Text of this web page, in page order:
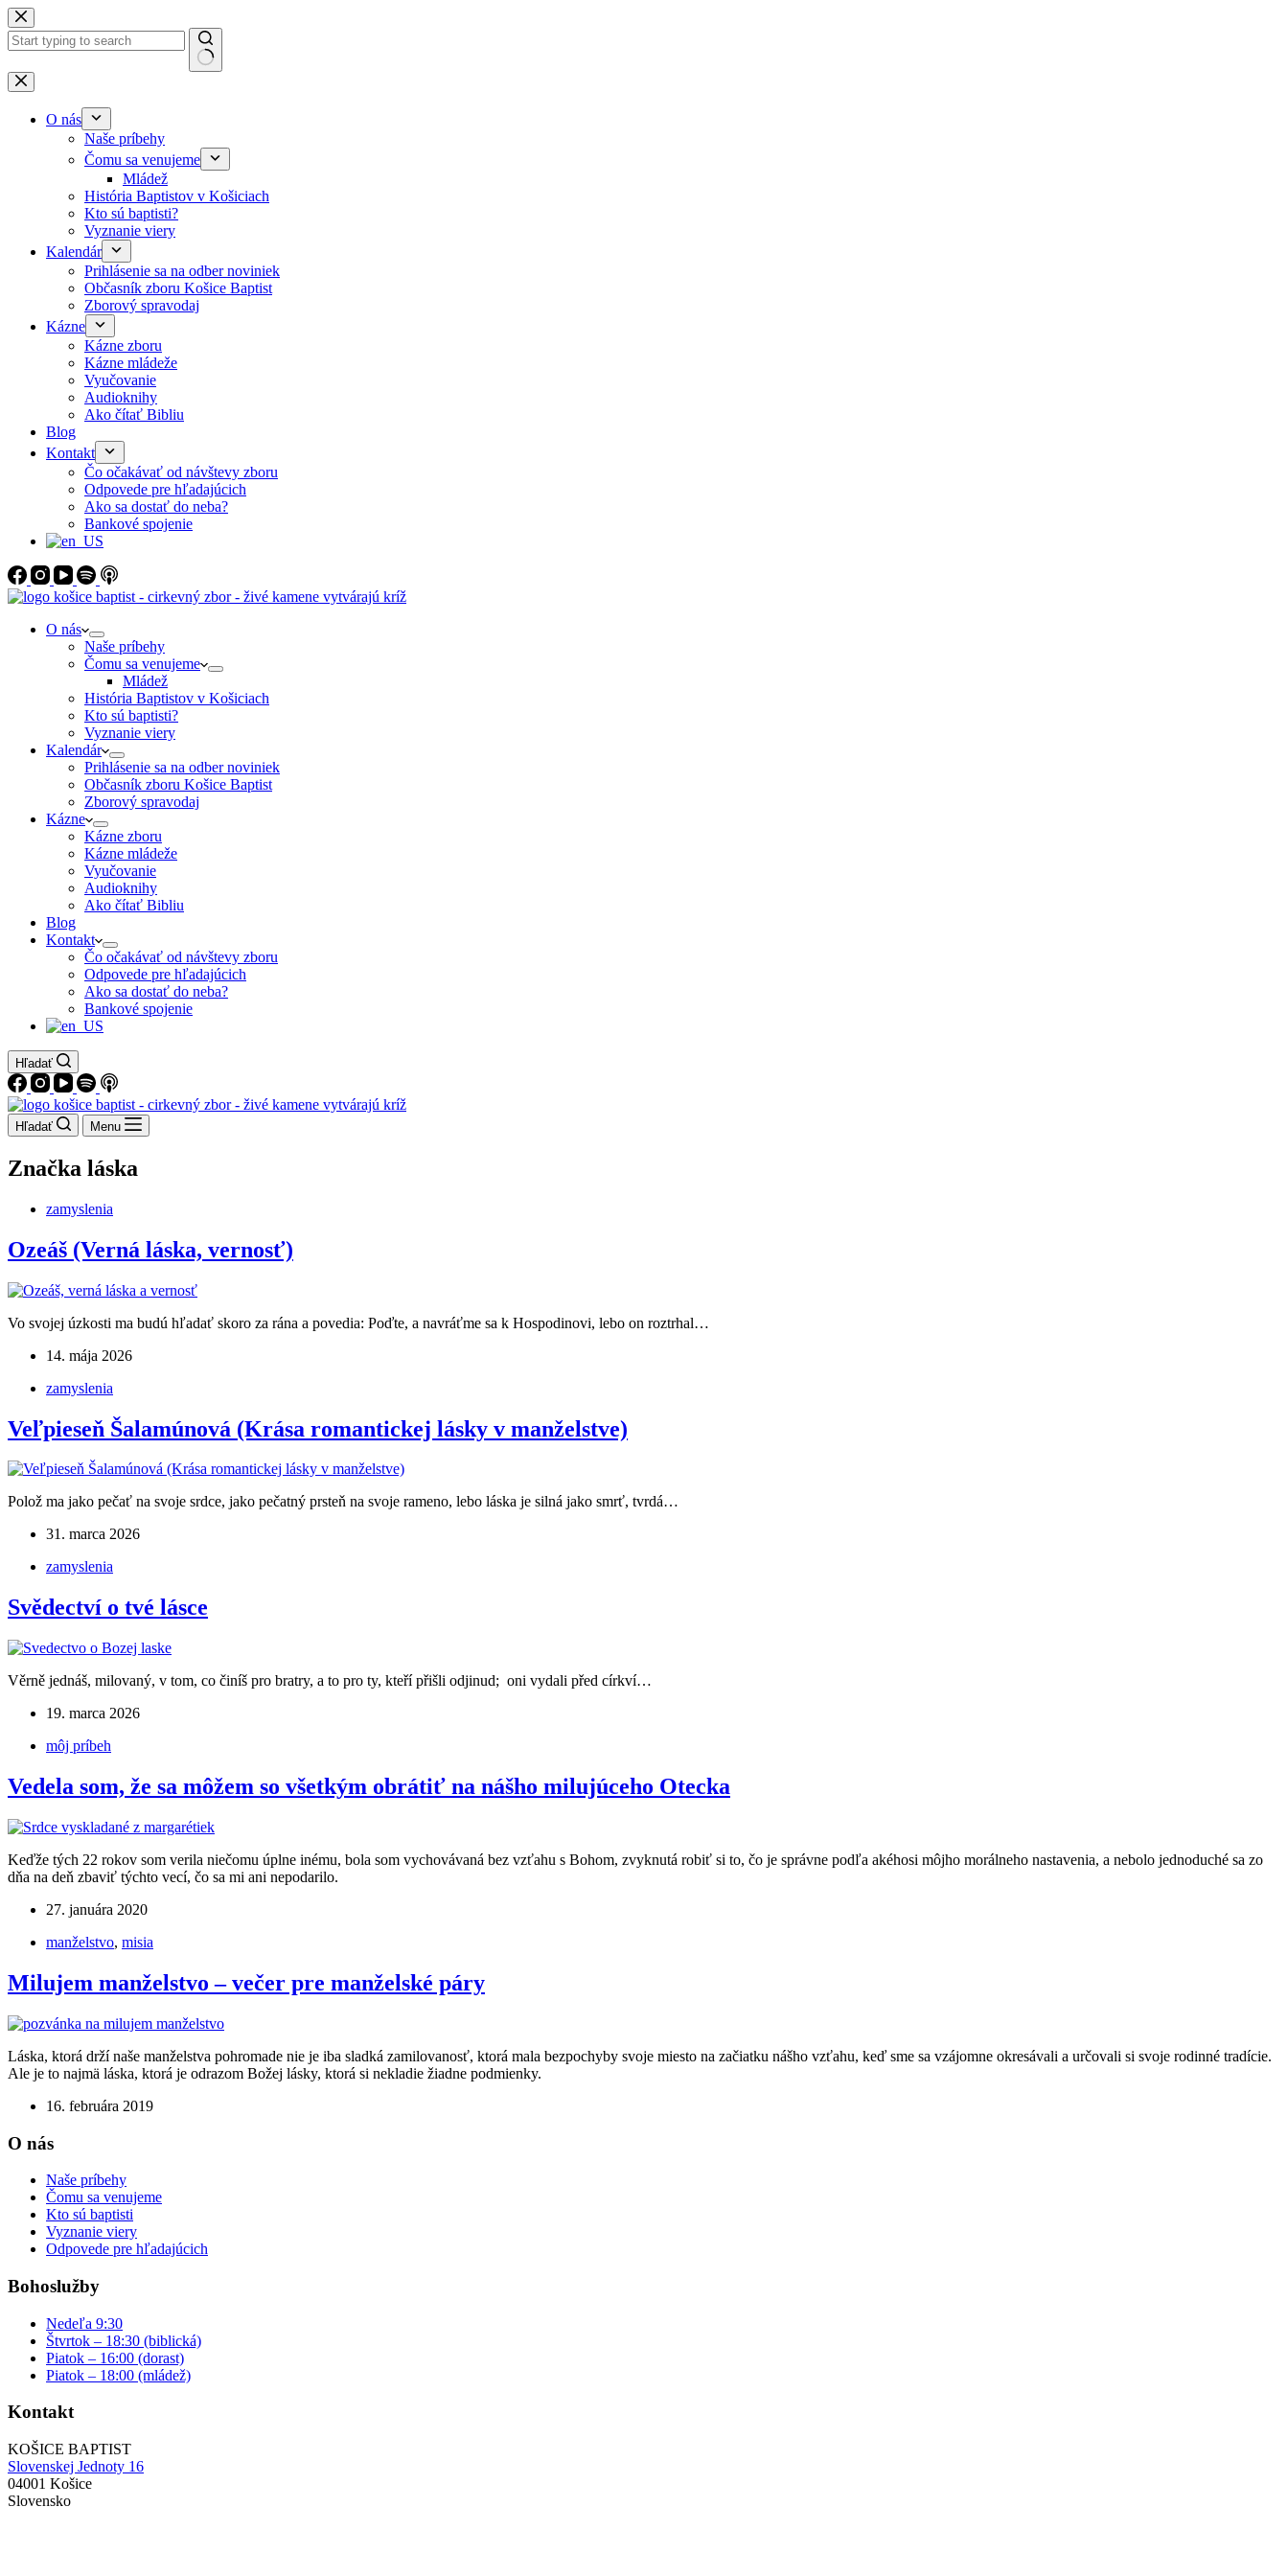
Skip to content
No results
O nás
Naše príbehy
Čomu sa venujeme
Mládež
História Baptistov v Košiciach
Kto sú baptisti?
Vyznanie viery
Kalendár
Prihlásenie sa na odber noviniek
Občasník zboru Košice Baptist
Zborový spravodaj
Kázne
Kázne zboru
Kázne mládeže
Vyučovanie
Audioknihy
Ako čítať Bibliu
Blog
Kontakt
Čo očakávať od návštevy zboru
Odpovede pre hľadajúcich
Ako sa dostať do neba?
Bankové spojenie
O nás
Naše príbehy
Čomu sa venujeme
Mládež
História Baptistov v Košiciach
Kto sú baptisti?
Vyznanie viery
Kalendár
Prihlásenie sa na odber noviniek
Občasník zboru Košice Baptist
Zborový spravodaj
Kázne
Kázne zboru
Kázne mládeže
Vyučovanie
Audioknihy
Ako čítať Bibliu
Blog
Kontakt
Čo očakávať od návštevy zboru
Odpovede pre hľadajúcich
Ako sa dostať do neba?
Bankové spojenie
Hľadať
Hľadať Menu
Značka láska
zamyslenia
Ozeáš (Verná láska, vernosť)
Vo svojej úzkosti ma budú hľadať skoro za rána a povedia: Poďte, a navráťme sa k Hospodinovi, lebo on roztrhal…
14. mája 2026
zamyslenia
Veľpieseň Šalamúnová (Krása romantickej lásky v manželstve)
Polož ma jako pečať na svoje srdce, jako pečatný prsteň na svoje rameno, lebo láska je silná jako smrť, tvrdá…
31. marca 2026
zamyslenia
Svědectví o tvé lásce
Věrně jednáš, milovaný, v tom, co činíš pro bratry, a to pro ty, kteří přišli odjinud; oni vydali před církví…
19. marca 2026
môj príbeh
Vedela som, že sa môžem so všetkým obrátiť na nášho milujúceho Otecka
Keďže tých 22 rokov som verila niečomu úplne inému, bola som vychovávaná bez vzťahu s Bohom, zvyknutá robiť si to, čo je správne podľa akéhosi môjho morálneho nastavenia, a nebolo jednoduché sa zo
dňa na deň zbaviť týchto vecí, čo sa mi ani nepodarilo.
27. januára 2020
manželstvo, misia
Milujem manželstvo – večer pre manželské páry
Láska, ktorá drží naše manželstva pohromade nie je iba sladká zamilovanosť, ktorá mala bezpochyby svoje miesto na začiatku nášho vzťahu, keď sme sa vzájomne okresávali a určovali si svoje rodinné tradície.
Ale je to najmä láska, ktorá je odrazom Božej lásky, ktorá si nekladie žiadne podmienky.
16. februára 2019
O nás
Naše príbehy
Čomu sa venujeme
Kto sú baptisti
Vyznanie viery
Odpovede pre hľadajúcich
Bohoslužby
Nedeľa 9:30
Štvrtok – 18:30 (biblická)
Piatok – 16:00 (dorast)
Piatok – 18:00 (mládež)
Kontakt
KOŠICE BAPTIST
Slovenskej Jednoty 16
04001 Košice
Slovensko